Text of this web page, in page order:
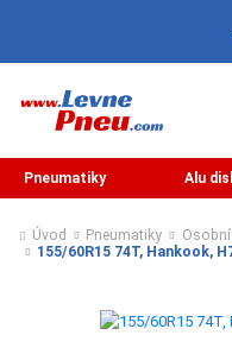
Pneumatiky Alu
Úvod Pneumatiky
155/60R15 74T, Hankook,